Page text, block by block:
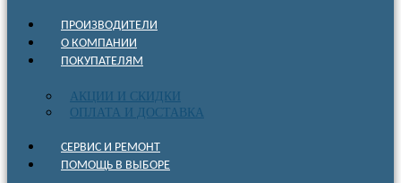
ПРОИЗВОДИТЕЛИ
О КОМПАНИИ
ПОКУПАТЕЛЯМ
АКЦИИ И СКИДКИ
ОПЛАТА И ДОСТАВКА
СЕРВИС И РЕМОНТ
ПОМОЩЬ В ВЫБОРЕ